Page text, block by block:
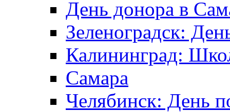
День донора в
Зеленоградск:
Калининград:
Самара
Челябинск: День